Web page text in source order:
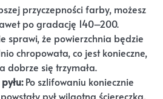
przyczepności farby, możesz
po gradację 140–200.
sprawi, że powierzchnia będzie
chropowata, co jest konieczne,
dobrze się trzymała.
Po szlifowaniu koniecznie
pył wilgotną ściereczką,